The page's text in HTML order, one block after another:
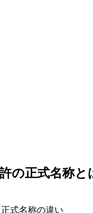
の正式名称と
式名称の違い